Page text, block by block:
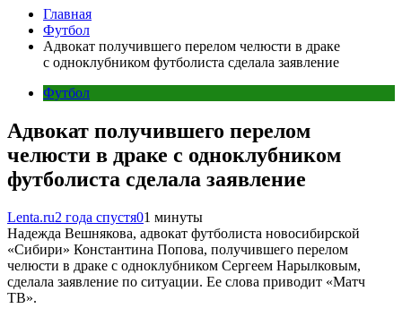
Главная
Футбол
Адвокат получившего перелом челюсти в драке
с одноклубником футболиста сделала заявление
Футбол
Адвокат получившего перелом
челюсти в драке с одноклубником
футболиста сделала заявление
Lenta.ru2 года спустя01 минуты
Надежда Вешнякова, адвокат футболиста новосибирской
«Сибири» Константина Попова, получившего перелом
челюсти в драке с одноклубником Сергеем Нарылковым,
сделала заявление по ситуации. Ее слова приводит «Матч
ТВ».